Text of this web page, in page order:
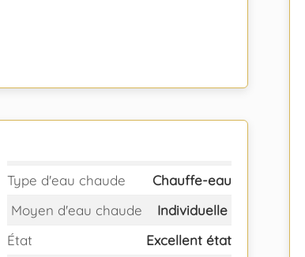
Type d'eau chaude
Chauffe-eau
Moyen d'eau chaude
Individuelle
État
Excellent état